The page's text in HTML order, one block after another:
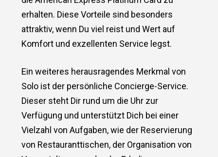
erhalten. Diese Vorteile sind besonders
attraktiv, wenn Du viel reist und Wert auf
Komfort und exzellenten Service legst.
Ein weiteres herausragendes Merkmal von
Solo ist der persönliche Concierge-Service.
Dieser steht Dir rund um die Uhr zur
Verfügung und unterstützt Dich bei einer
Vielzahl von Aufgaben, wie der Reservierung
von Restauranttischen, der Organisation von